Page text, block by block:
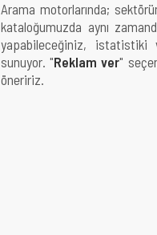
Arama motorlarında;
kataloğumuzda aynı
yapabileceğiniz, istatistiki
sunuyor. "Reklam ver"
öneririz.